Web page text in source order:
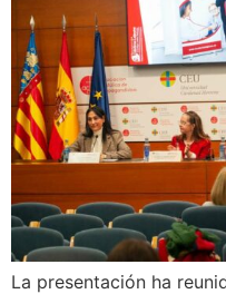
La presentación ha